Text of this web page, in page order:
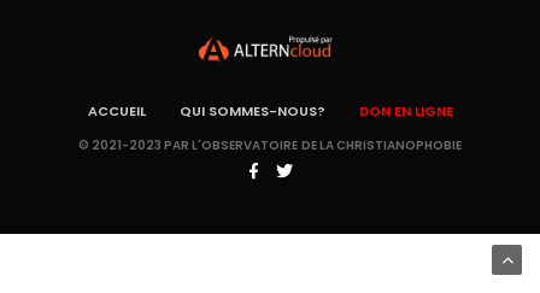
ACCUEIL QUI SOMMES-NOUS? DON EN LIGNE
© 2021-2023 PAR L'OBSERVATOIRE DE LA CHRISTIANOPHOBIE